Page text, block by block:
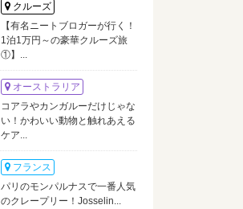
クルーズ
【有名ニートブロガーが行く！
1泊1万円～の豪華クルーズ旅
①】...
オーストラリア
コアラやカンガルーだけじゃな
い！かわいい動物と触れあえる
ケア...
フランス
パリのモンパルナスで一番人気
のクレープリー！Josselin...